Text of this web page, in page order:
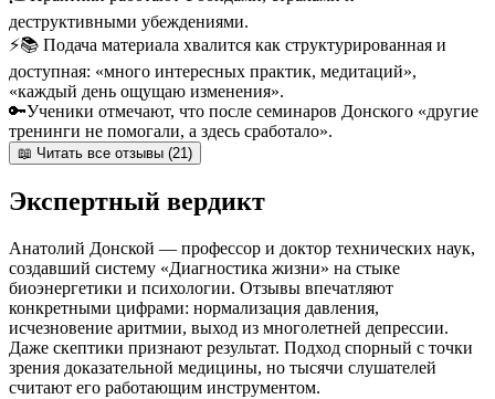
деструктивными убеждениями.
⚡📚 Подача материала хвалится как структурированная и
доступная: «много интересных практик, медитаций»,
«каждый день ощущаю изменения».
🔑Ученики отмечают, что после семинаров Донского «другие
тренинги не помогали, а здесь сработало».
📖 Читать все отзывы (21)
Экспертный вердикт
Анатолий Донской — профессор и доктор технических наук,
создавший систему «Диагностика жизни» на стыке
биоэнергетики и психологии. Отзывы впечатляют
конкретными цифрами: нормализация давления,
исчезновение аритмии, выход из многолетней депрессии.
Даже скептики признают результат. Подход спорный с точки
зрения доказательной медицины, но тысячи слушателей
считают его работающим инструментом.